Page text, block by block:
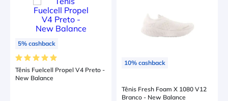
5% cashback
★★★★★
Tênis Fuelcell Propel V4 Preto -
New Balance
10% cashback
Tênis Fresh Foam X 1080 V12
Branco - New Balance